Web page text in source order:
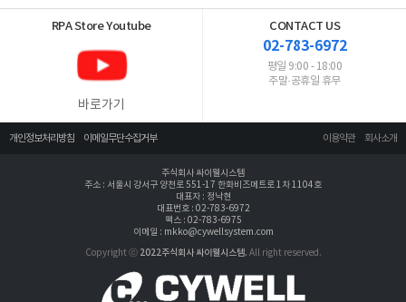
RPA StoreYoutube
바로가기
CONTACT US
02-783-6972
평일 9:00 - 18:00
주말·공휴일 휴무
개인정보처리방침 이메일무단수집거부 이용약관 회사소개
주식회사 싸이웰시스템
주소 : 서울시 강서구 양천로 551-17 한화비즈메트로 1차 1104호
대표자 : 정낙현
대표번호 : 02-783-6972
팩스 : 02-783-6975
이메일 : mkko@cywellsystem.com
Copyright ⓒ 2022주식회사 싸이웰시스템. All right reserved.